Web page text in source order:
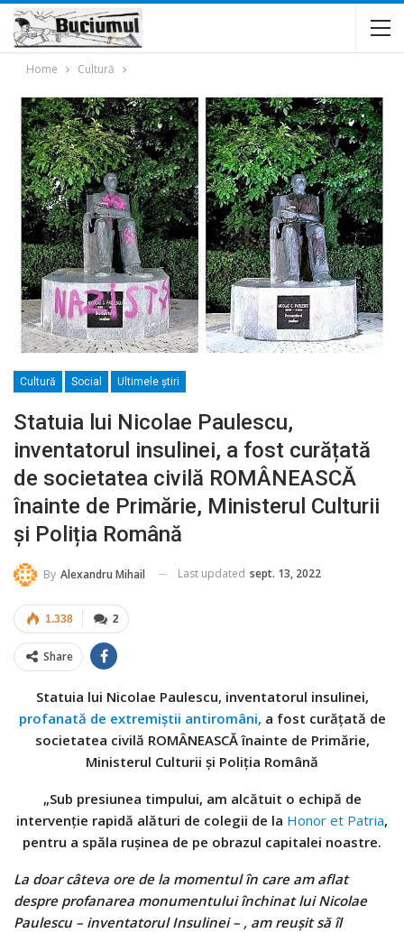
Home Cultură
Cultură Social Ultimele ştiri
Statuia lui Nicolae Paulescu,
inventatorul insulinei, a fost curățată
de societatea civilă ROMÂNEASCĂ
înainte de Primărie, Ministerul Culturii
și Poliția Română
By Alexandru Mihail Last updated sept. 13, 2022
2
1.338
Share
Statuia lui Nicolae Paulescu, inventatorul insulinei,
profanată de extremiștii antiromâni, a fost curățată de
societatea civilă ROMÂNEASCĂ înainte de Primărie,
Ministerul Culturii și Poliția Română
„Sub presiunea timpului, am alcătuit o echipă de
intervenție rapidă alături de colegii de la Honor et Patria,
pentru a spăla rușinea de pe obrazul capitalei noastre.
La doar câteva ore de la momentul în care am aflat
despre profanarea monumentului închinat lui Nicolae
Paulescu – inventatorul Insulinei – , am reușit să îl